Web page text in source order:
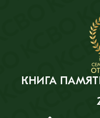
КНИГА